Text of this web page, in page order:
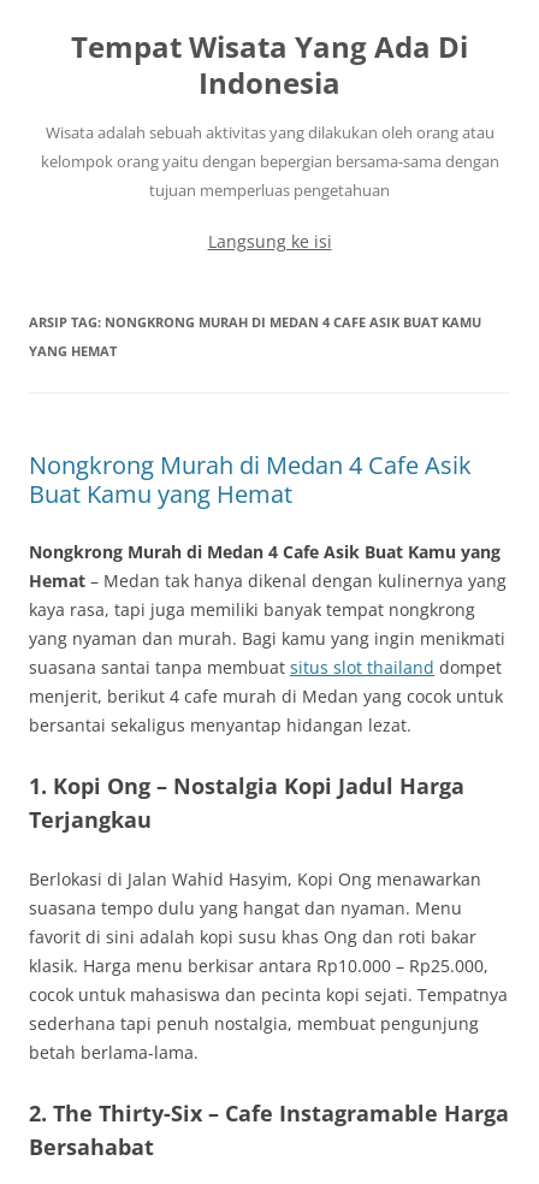
Tempat Wisata Yang Ada Di
Indonesia
Wisata adalah sebuah aktivitas yang dilakukan oleh orang atau
kelompok orang yaitu dengan bepergian bersama-sama dengan
tujuan memperluas pengetahuan
Langsung ke isi
ARSIP TAG: NONGKRONG MURAH DI MEDAN 4 CAFE ASIK BUAT KAMU
YANG HEMAT
Nongkrong Murah di Medan 4 Cafe Asik
Buat Kamu yang Hemat
Nongkrong Murah di Medan 4 Cafe Asik Buat Kamu yang
Hemat – Medan tak hanya dikenal dengan kulinernya yang
kaya rasa, tapi juga memiliki banyak tempat nongkrong
yang nyaman dan murah. Bagi kamu yang ingin menikmati
suasana santai tanpa membuat situs slot thailand dompet
menjerit, berikut 4 cafe murah di Medan yang cocok untuk
bersantai sekaligus menyantap hidangan lezat.
1. Kopi Ong – Nostalgia Kopi Jadul Harga
Terjangkau
Berlokasi di Jalan Wahid Hasyim, Kopi Ong menawarkan
suasana tempo dulu yang hangat dan nyaman. Menu
favorit di sini adalah kopi susu khas Ong dan roti bakar
klasik. Harga menu berkisar antara Rp10.000 – Rp25.000,
cocok untuk mahasiswa dan pecinta kopi sejati. Tempatnya
sederhana tapi penuh nostalgia, membuat pengunjung
betah berlama-lama.
2. The Thirty-Six – Cafe Instagramable Harga
Bersahabat